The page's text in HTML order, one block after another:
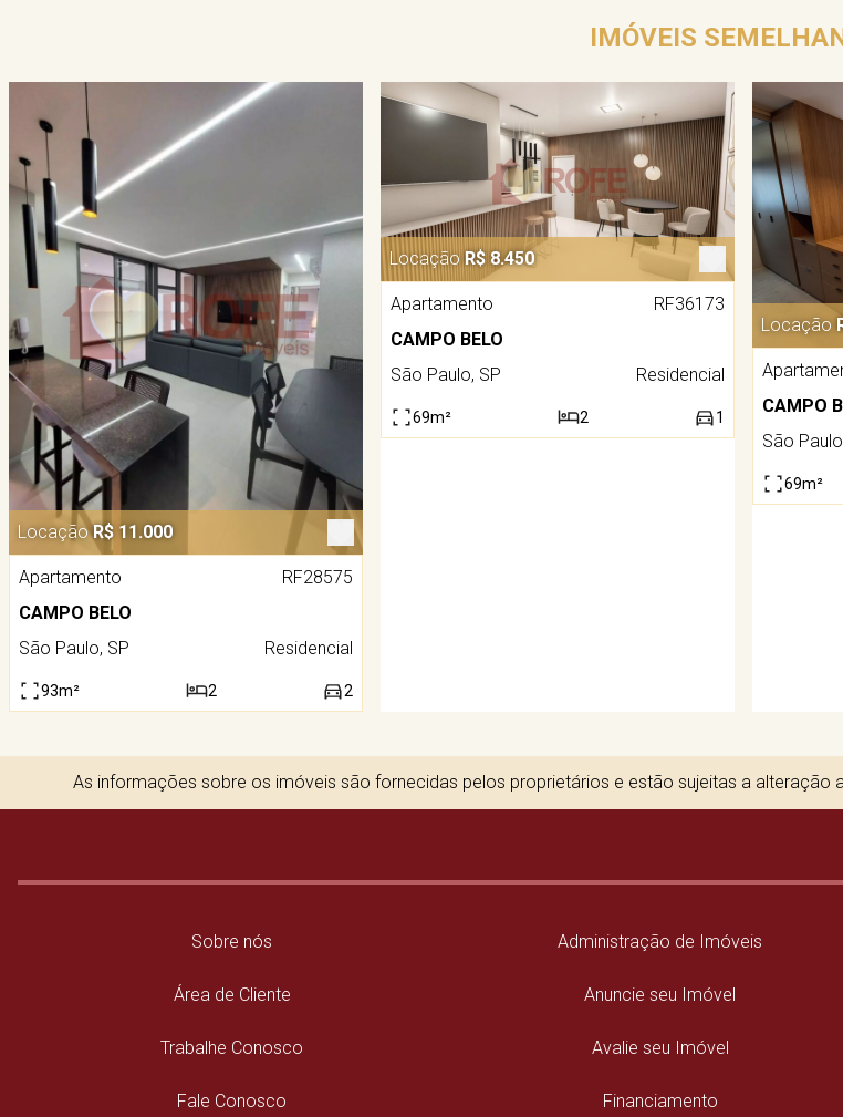
IMÓVEIS
Locação R$ 11.000
Apartamento
RF28575
CAMPO BELO
São Paulo, SP
Residencial
93m² 2 2
Locação R$ 8.450
Apartamento
RF36173
CAMPO BELO
São Paulo, SP
Residencial
69m² 2 1
Locação
CAMPO
São
69m²
As informações sobre os imóveis são fornecidas pelos proprietários e estão sujeitas a alteração
Sobre nós
Área de Cliente
Trabalhe Conosco
Fale Conosco
Administração de Imóveis
Anuncie seu Imóvel
Avalie seu Imóvel
Financiamento